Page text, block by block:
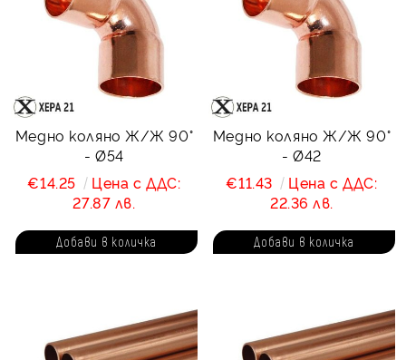
Медно коляно Ж/Ж 90°
- Ø54
€14.25
Цена с ДДС:
27.87 лв.
Медно коляно Ж/Ж 90°
- Ø42
€11.43
Цена с ДДС:
22.36 лв.